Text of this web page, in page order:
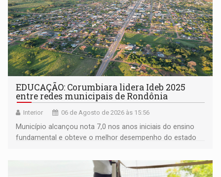
EDUCAÇÃO: Corumbiara lidera Ideb 2025
entre redes municipais de Rondônia
Interior 06 de Agosto de 2026 às 15:56
Município alcançou nota 7,0 nos anos iniciais do ensino
fundamental e obteve o melhor desempenho do estado